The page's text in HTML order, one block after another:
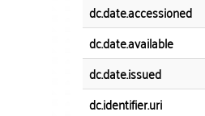
dc.date.accessioned
dc.date.available
dc.date.issued
dc.identifier.uri